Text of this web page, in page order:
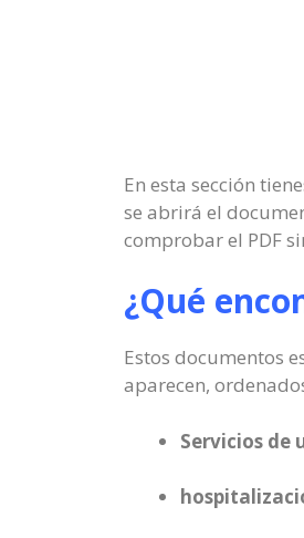
En esta sección
se abrirá el
comprobar el PDF
¿Qué
Estos documentos
aparecen,
Servicios de